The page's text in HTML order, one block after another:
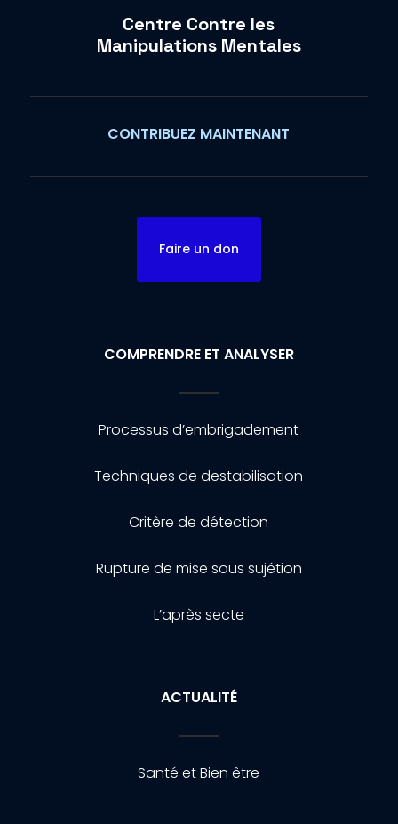
Centre Contre les
Manipulations Mentales
CONTRIBUEZ MAINTENANT
Faire un don
COMPRENDRE ET ANALYSER
Processus d’embrigadement
Techniques de destabilisation
Critère de détection
Rupture de mise sous sujétion
L’après secte
ACTUALITÉ
Santé et Bien être